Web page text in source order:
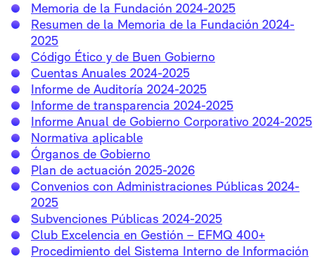
Memoria de la Fundación 2024-2025
Resumen de la Memoria de la Fundación 2024-
2025
Código Ético y de Buen Gobierno
Cuentas Anuales 2024-2025
Informe de Auditoría 2024-2025
Informe de transparencia 2024-2025
Informe Anual de Gobierno Corporativo 2024-2025
Normativa aplicable
Órganos de Gobierno
Plan de actuación 2025-2026
Convenios con Administraciones Públicas 2024-
2025
Subvenciones Públicas 2024-2025
Club Excelencia en Gestión – EFMQ 400+
Procedimiento del Sistema Interno de Información